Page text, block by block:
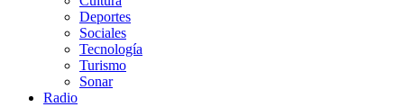
Deportes
Sociales
Tecnología
Turismo
Sonar
Radio